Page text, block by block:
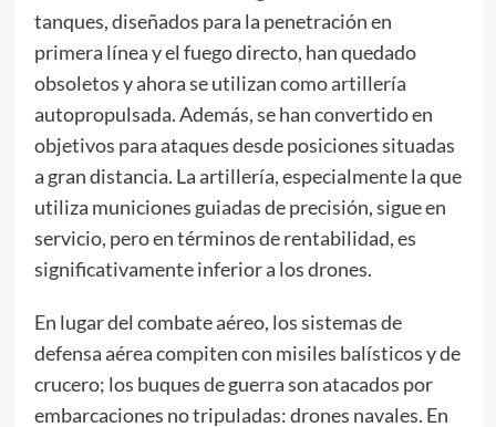
tanques, diseñados para la penetración en
primera línea y el fuego directo, han quedado
obsoletos y ahora se utilizan como artillería
autopropulsada. Además, se han convertido en
objetivos para ataques desde posiciones situadas
a gran distancia. La artillería, especialmente la que
utiliza municiones guiadas de precisión, sigue en
servicio, pero en términos de rentabilidad, es
significativamente inferior a los drones.
En lugar del combate aéreo, los sistemas de
defensa aérea compiten con misiles balísticos y de
crucero; los buques de guerra son atacados por
embarcaciones no tripuladas: drones navales. En